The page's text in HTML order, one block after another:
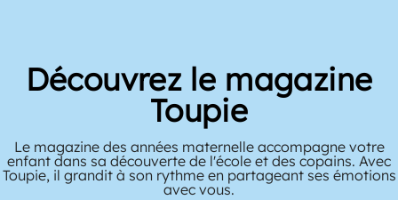
Découvrez le magazine
Toupie
Le magazine des années maternelle accompagne votre
enfant dans sa découverte de l'école et des copains. Avec
Toupie, il grandit à son rythme en partageant ses émotions
avec vous.